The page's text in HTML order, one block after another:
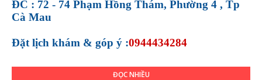
ĐC : 72 - 74 Phạm Hồng Thám, Phường 4 , Tp
Cà Mau
Đặt lịch khám & góp ý :0944434284
ĐỌC NHIỀU